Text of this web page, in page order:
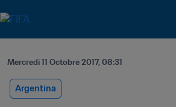
Mercredi 11 Octobre 2017, 08:31
Argentina